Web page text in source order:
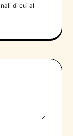
di cui al